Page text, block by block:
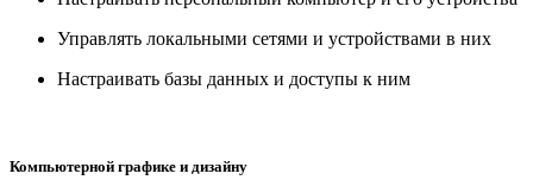
Управлять локальными сетями и устройствами в них
Настраивать базы данных и доступы к ним
Компьютерной графике и дизайну